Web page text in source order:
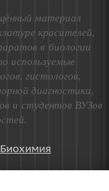
материал
красителей,
в биологии
используемые
гистологов,
диагностики,
и студентов ВУЗов
Биохимия